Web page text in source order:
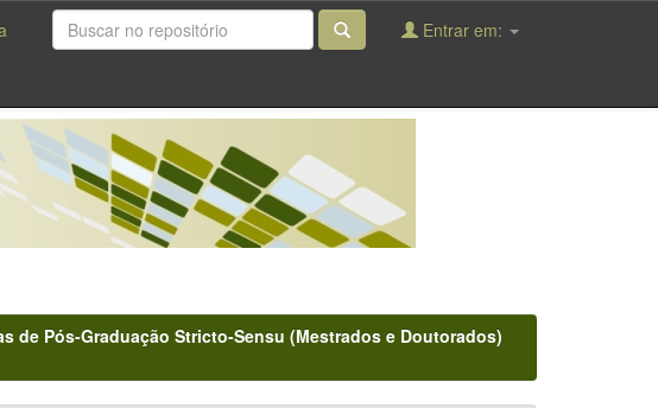
Entrar em:
de Pós-Graduação Stricto-Sensu (Mestrados e Doutorados)